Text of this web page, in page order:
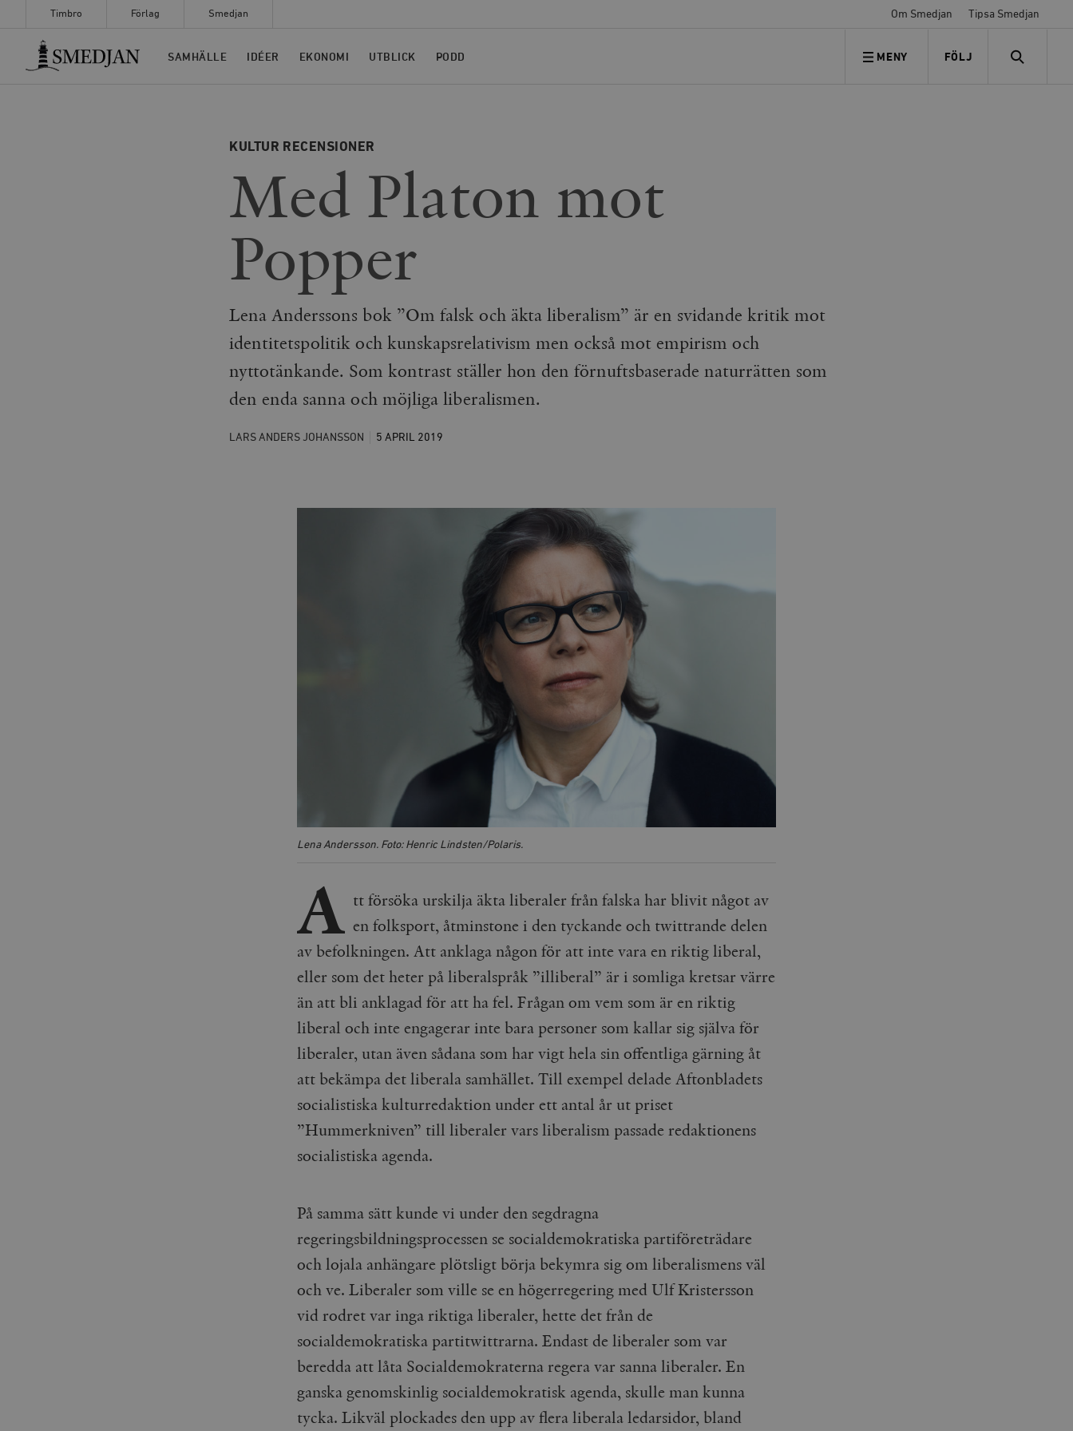
Timbro Förlag Smedjan Om Smedjan Tipsa Smedjan
Timbro
SAMHÄLLE IDÉER EKONOMI UTBLICK PODD MENY FÖLJ
FÖLJ OSS SEARCH
KULTUR RECENSIONER
Med Platon mot
Popper
Lena Anderssons bok ”Om falsk och äkta liberalism” är en svidande kritik mot
identitetspolitik och kunskapsrelativism men också mot empirism och
nyttotänkande. Som kontrast ställer hon den förnuftsbaserade naturrätten som
den enda sanna och möjliga liberalismen.
LARS ANDERS JOHANSSON 5 APRIL 2019
Lena Andersson. Foto: Henric Lindsten/Polaris.
A tt försöka urskilja äkta liberaler från falska har blivit något av
en folksport, åtminstone i den tyckande och twittrande delen
av befolkningen. Att anklaga någon för att inte vara en riktig liberal,
eller som det heter på liberalspråk ”illiberal” är i somliga kretsar värre
än att bli anklagad för att ha fel. Frågan om vem som är en riktig
liberal och inte engagerar inte bara personer som kallar sig själva för
liberaler, utan även sådana som har vigt hela sin offentliga gärning åt
att bekämpa det liberala samhället. Till exempel delade Aftonbladets
socialistiska kulturredaktion under ett antal år ut priset
”Hummerkniven” till liberaler vars liberalism passade redaktionens
socialistiska agenda.
På samma sätt kunde vi under den segdragna
regeringsbildningsprocessen se socialdemokratiska partiföreträdare
och lojala anhängare plötsligt börja bekymra sig om liberalismens väl
och ve. Liberaler som ville se en högerregering med Ulf Kristersson
vid rodret var inga riktiga liberaler, hette det från de
socialdemokratiska partitwittrarna. Endast de liberaler som var
beredda att låta Socialdemokraterna regera var sanna liberaler. En
ganska genomskinlig socialdemokratisk agenda, skulle man kunna
tycka. Likväl plockades den upp av flera liberala ledarsidor, bland